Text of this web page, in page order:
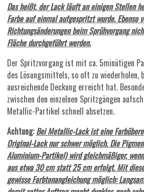
Das heißt, der Lack läuft an einigen Stellen
Farbe auf einmal aufgespritzt wurde. Ebenso
Richtungsänderungen beim Sprühvorgang
Fläche durchgeführt werden.
Der Spritzvorgang ist mit ca. 5minütigen
des Lösungsmittels, so oft zu wiederholen,
ausreichende Deckung erreicht hat.
zwischen den einzelnen Spritzgängen
Metallic-Partikel schnell absetzen.
Achtung:Bei Metallic-Lack ist eine
Original-Lack nur schwer möglich. Die
Aluminium-Partikel) wird gleichmäßiger,
aus etwa 30 cm statt 25 cm erfolgt. Mit
gewisse Farbtonangleichung möglich: